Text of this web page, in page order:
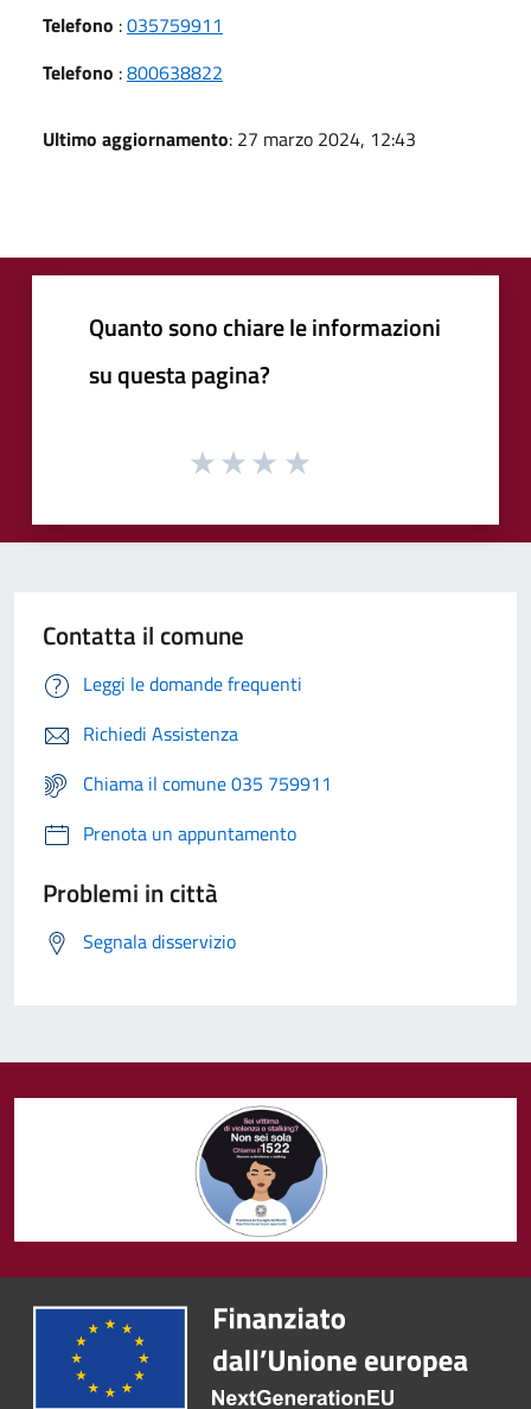
Telefono :035759911
Telefono :800638822
Ultimo aggiornamento: 27 marzo 2024, 12:43
Quanto sono chiare le informazioni
su questa pagina?
Contatta il comune
Leggi le domande frequenti
Richiedi Assistenza
Chiama il comune 035 759911
Prenota un appuntamento
Problemi in città
Segnala disservizio